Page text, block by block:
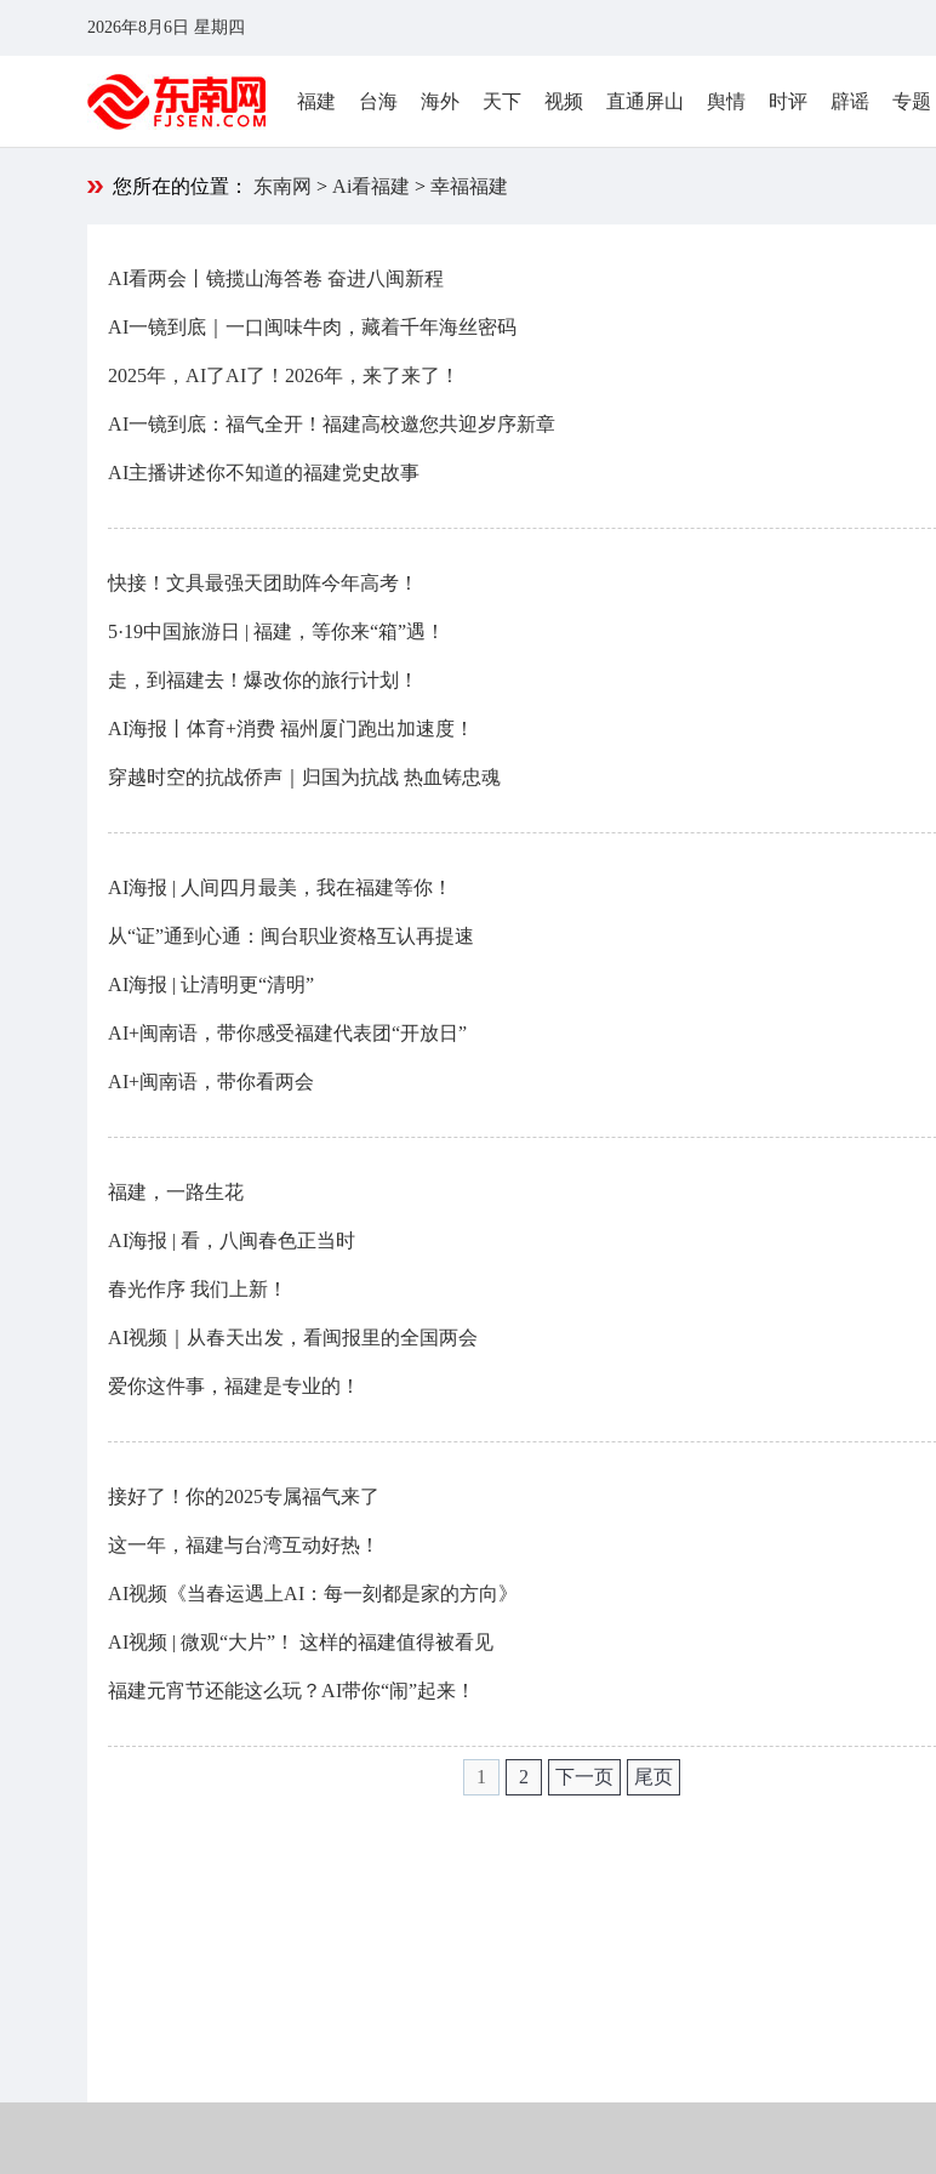
2026年8月6日 星期四
福建 台海 海外 天下 视频 直通屏山 舆情 时评 辟谣 专题
您所在的位置： 东南网 > Ai看福建 > 幸福福建
AI看两会丨镜揽山海答卷 奋进八闽新程
AI一镜到底｜一口闽味牛肉，藏着千年海丝密码
2025年，AI了AI了！2026年，来了来了！
AI一镜到底：福气全开！福建高校邀您共迎岁序新章
AI主播讲述你不知道的福建党史故事
快接！文具最强天团助阵今年高考！
5·19中国旅游日 | 福建，等你来“箱”遇！
走，到福建去！爆改你的旅行计划！
AI海报丨体育+消费 福州厦门跑出加速度！
穿越时空的抗战侨声｜归国为抗战 热血铸忠魂
AI海报 | 人间四月最美，我在福建等你！
从“证”通到心通：闽台职业资格互认再提速
AI海报 | 让清明更“清明”
AI+闽南语，带你感受福建代表团“开放日”
AI+闽南语，带你看两会
福建，一路生花
AI海报 | 看，八闽春色正当时
春光作序 我们上新！
AI视频｜从春天出发，看闽报里的全国两会
爱你这件事，福建是专业的！
接好了！你的2025专属福气来了
这一年，福建与台湾互动好热！
AI视频《当春运遇上AI：每一刻都是家的方向》
AI视频 | 微观“大片”！ 这样的福建值得被看见
福建元宵节还能这么玩？AI带你“闹”起来！
1 2 下一页 尾页